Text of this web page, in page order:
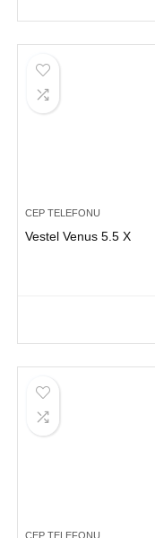
CEP TELEFONU
Vestel Venus 5.5 X
CEP TELEFONU